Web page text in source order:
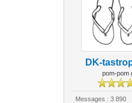
DK-
pom-pom
Messages : 3 890